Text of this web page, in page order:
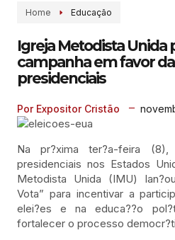
Home Educação
Igreja Metodista Unida
campanha em favor
presidenciais
Por Expositor Cristão
Na pr?xima ter?a-feira
presidenciais nos Estados
Metodista Unida (IMU)
Vota” para incentivar a
elei?es e na educa??o
fortalecer o processo